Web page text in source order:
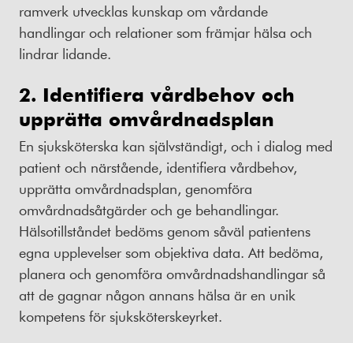
ramverk utvecklas kunskap om vårdande
handlingar och relationer som främjar hälsa och
lindrar lidande.
2. Identifiera vårdbehov och
upprätta omvårdnadsplan
En sjuksköterska kan självständigt, och i dialog med
patient och närstående, identifiera vårdbehov,
upprätta omvårdnadsplan, genomföra
omvårdnadsåtgärder och ge behandlingar.
Hälsotillståndet bedöms genom såväl patientens
egna upplevelser som objektiva data. Att bedöma,
planera och genomföra omvårdnadshandlingar så
att de gagnar någon annans hälsa är en unik
kompetens för sjuksköterskeyrket.